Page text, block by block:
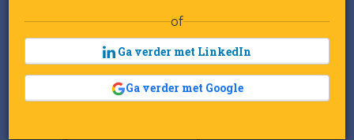
of
Ga verder met LinkedIn
Ga verder met Google